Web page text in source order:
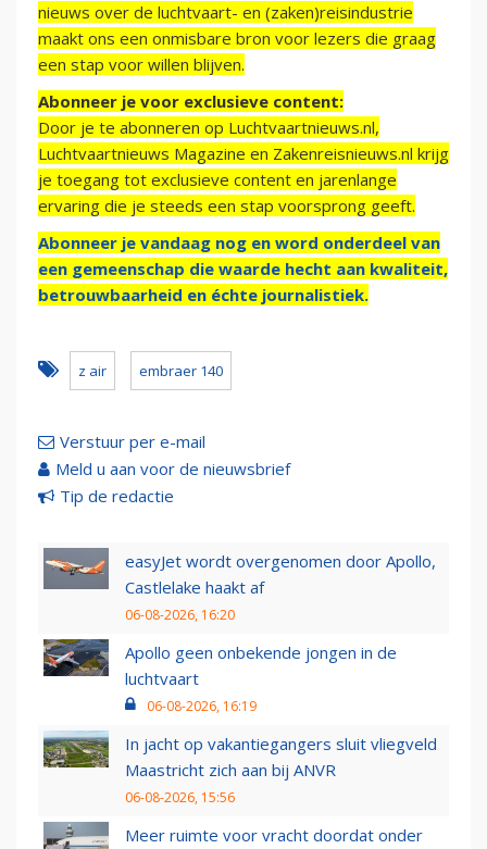
nieuws over de luchtvaart- en (zaken)reisindustrie
maakt ons een onmisbare bron voor lezers die graag
een stap voor willen blijven.
Abonneer je voor exclusieve content:
Door je te abonneren op Luchtvaartnieuws.nl,
Luchtvaartnieuws Magazine en Zakenreisnieuws.nl krijg
je toegang tot exclusieve content en jarenlange
ervaring die je steeds een stap voorsprong geeft.
Abonneer je vandaag nog en word onderdeel van
een gemeenschap die waarde hecht aan kwaliteit,
betrouwbaarheid en échte journalistiek.
z air embraer 140
Verstuur per e-mail
Meld u aan voor de nieuwsbrief
Tip de redactie
easyJet wordt overgenomen door Apollo,
Castlelake haakt af
06-08-2026, 16:20
Apollo geen onbekende jongen in de
luchtvaart
06-08-2026, 16:19
In jacht op vakantiegangers sluit vliegveld
Maastricht zich aan bij ANVR
06-08-2026, 15:56
Meer ruimte voor vracht doordat onder